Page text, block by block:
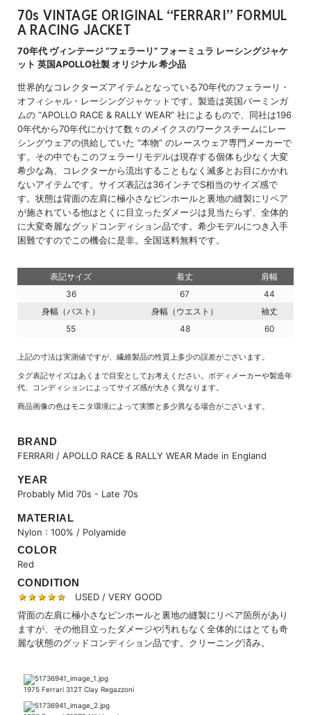
70s VINTAGE ORIGINAL “FERRARI” FORMUL
A RACING JACKET
70年代 ヴィンテージ “フェラーリ” フォーミュラ レーシングジャケ
ット 英国APOLLO社製 オリジナル 希少品
世界的なコレクターズアイテムとなっている70年代のフェラーリ・
オフィシャル・レーシングジャケットです。製造は英国バーミンガ
ムの “APOLLO RACE & RALLY WEAR” 社によるもので、同社は196
0年代から70年代にかけて数々のメイクスのワークスチームにレー
シングウェアの供給していた “本物” のレースウェア専門メーカーで
す。その中でもこのフェラーリモデルは現存する個体も少なく大変
希少な為、コレクターから流出することもなく滅多とお目にかかれ
ないアイテムです。サイズ表記は36インチでS相当のサイズ感で
す。状態は背面の左肩に極小さなピンホールと裏地の縫製にリペア
が施されている他はとくに目立ったダメージは見当たらず、全体的
に大変奇麗なグッドコンディション品です。希少モデルにつき入手
困難ですのでこの機会に是非。全国送料無料です。
表記サイズ 着丈
肩幅
36
67
44
身幅（バスト）
身幅（ウエスト）
袖丈
55
48 60
上記の寸法は実測値ですが、繊維製品の性質上多少の誤差がございます。
タグ表記サイズはあくまで目安としてお考えください。ボディメーカーや製造年
代、コンディションによってサイズ感が大きく異なります。
商品画像の色はモニタ環境によって実際と多少異なる場合がございます。
BRAND
FERRARI / APOLLO RACE & RALLY WEAR Made in England
YEAR
Probably Mid 70s - Late 70s
MATERIAL
Nylon : 100% / Polyamide
COLOR
Red
CONDITION
★★★★☆
USED / VERY GOOD
背面の左肩に極小さなピンホールと裏地の縫製にリペア箇所があり
ますが、その他目立ったダメージや汚れもなく全体的にはとても奇
麗な状態のグッドコンディション品です。クリーニング済み。
1975 Ferrari 312T Clay Regazzoni